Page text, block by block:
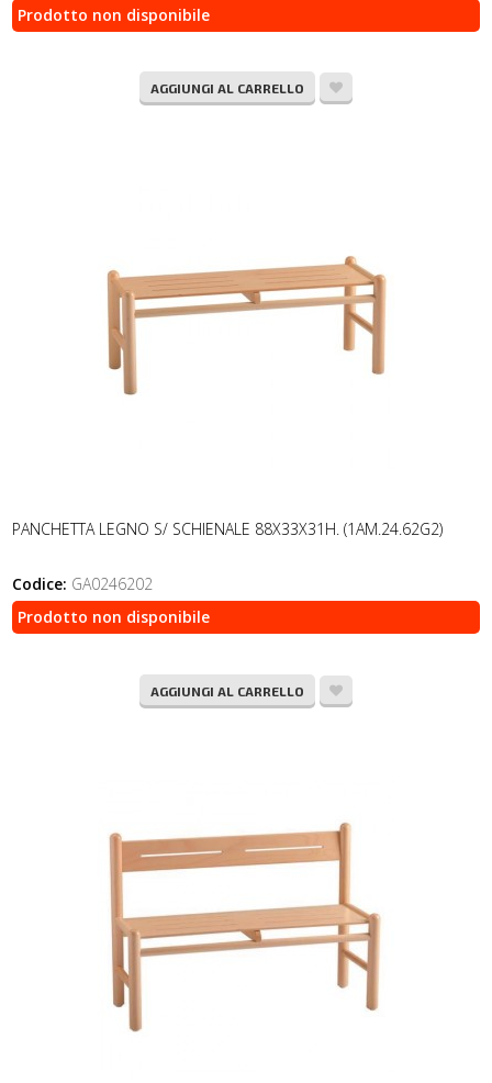
Prodotto non disponibile
AGGIUNGI AL CARRELLO
PANCHETTA LEGNO S/ SCHIENALE 88X33X31H. (1AM.24.62G2)
Codice: GA0246202
Prodotto non disponibile
AGGIUNGI AL CARRELLO